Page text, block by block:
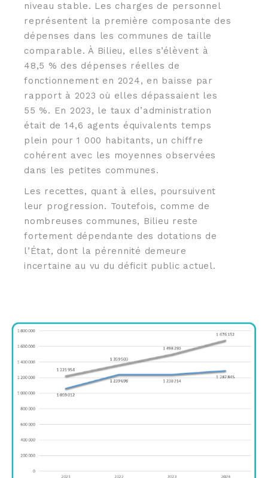
niveau stable. Les charges de personnel
représentent la première composante des
dépenses dans les communes de taille
comparable. À Bilieu, elles s’élèvent à
48,5 % des dépenses réelles de
fonctionnement en 2024, en baisse par
rapport à 2023 où elles dépassaient les
55 %. En 2023, le taux d’administration
était de 14,6 agents équivalents temps
plein pour 1 000 habitants, un chiffre
cohérent avec les moyennes observées
dans les petites communes.
Les recettes, quant à elles, poursuivent
leur progression. Toutefois, comme de
nombreuses communes, Bilieu reste
fortement dépendante des dotations de
l’État, dont la pérennité demeure
incertaine au vu du déficit public actuel.